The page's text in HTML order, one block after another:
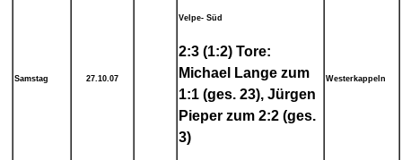
Samstag 27.10.07
Velpe- Süd
2:3 (1:2) Tore:
Michael Lange zum
1:1 (ges. 23), Jürgen
Pieper zum 2:2 (ges.
3)
Westerkappeln